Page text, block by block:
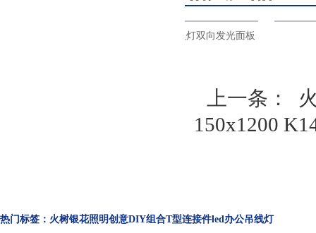
火树银花照明三角形平板灯双向发光面板
上一条：
150x1200
热门标签：火树银花照明创意DIY组合T型连接件led办公吊线灯